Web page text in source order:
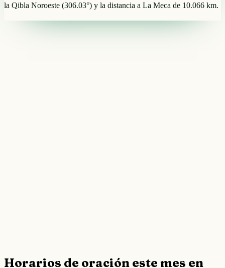
la Qibla Noroeste (306.03°) y la distancia a La Meca de 10.066 km.
Horarios de oración este mes en